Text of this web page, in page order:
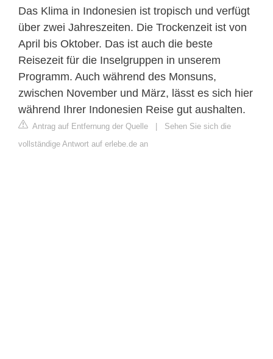
Das Klima in Indonesien ist tropisch und verfügt
über zwei Jahreszeiten. Die Trockenzeit ist von
April bis Oktober. Das ist auch die beste
Reisezeit für die Inselgruppen in unserem
Programm. Auch während des Monsuns,
zwischen November und März, lässt es sich hier
während Ihrer Indonesien Reise gut aushalten.
Antrag auf Entfernung der Quelle | Sehen Sie sich die
vollständige Antwort auf erlebe.de an